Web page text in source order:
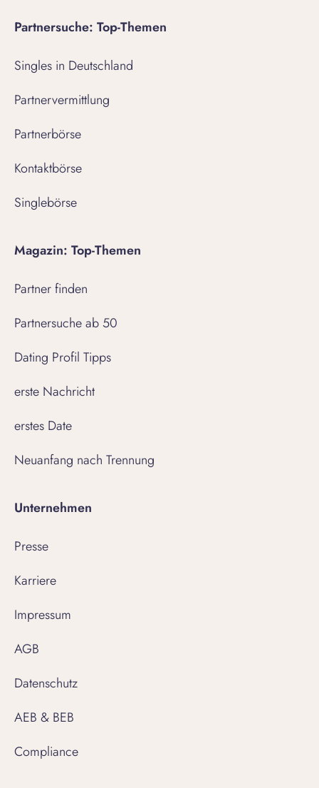
Partnersuche: Top-Themen
Singles in Deutschland
Partnervermittlung
Partnerbörse
Kontaktbörse
Singlebörse
Magazin: Top-Themen
Partner finden
Partnersuche ab 50
Dating Profil Tipps
erste Nachricht
erstes Date
Neuanfang nach Trennung
Unternehmen
Presse
Karriere
Impressum
AGB
Datenschutz
AEB & BEB
Compliance